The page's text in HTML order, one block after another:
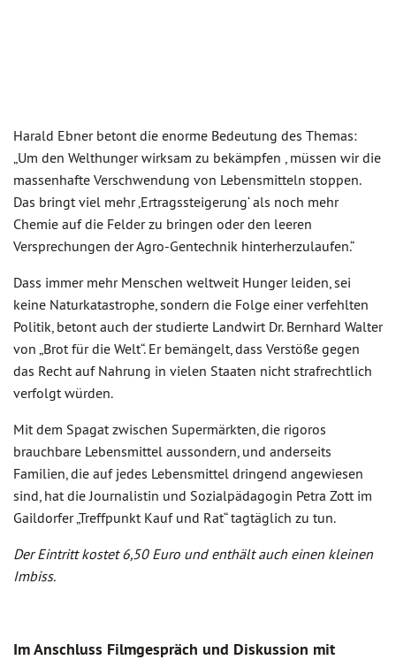
Harald Ebner betont die enorme Bedeutung des Themas:
„Um den Welthunger wirksam zu bekämpfen , müssen wir die
massenhafte Verschwendung von Lebensmitteln stoppen.
Das bringt viel mehr ‚Ertragssteigerung‘ als noch mehr
Chemie auf die Felder zu bringen oder den leeren
Versprechungen der Agro-Gentechnik hinterherzulaufen.“
Dass immer mehr Menschen weltweit Hunger leiden, sei
keine Naturkatastrophe, sondern die Folge einer verfehlten
Politik, betont auch der studierte Landwirt Dr. Bernhard Walter
von „Brot für die Welt“. Er bemängelt, dass Verstöße gegen
das Recht auf Nahrung in vielen Staaten nicht strafrechtlich
verfolgt würden.
Mit dem Spagat zwischen Supermärkten, die rigoros
brauchbare Lebensmittel aussondern, und anderseits
Familien, die auf jedes Lebensmittel dringend angewiesen
sind, hat die Journalistin und Sozialpädagogin Petra Zott im
Gaildorfer „Treffpunkt Kauf und Rat“ tagtäglich zu tun.
Der Eintritt kostet 6,50 Euro und enthält auch einen kleinen
Imbiss.
Im Anschluss Filmgespräch und Diskussion mit